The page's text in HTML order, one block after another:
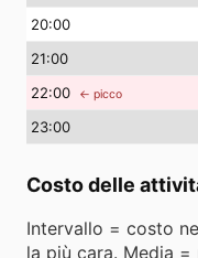
20:00
21:00
22:00 ← picco
23:00
Costo delle
Intervallo = costo
la più cara. Media